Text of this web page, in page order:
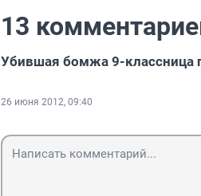
13
Убившая бомжа 9-классница
26 июня 2012, 09:40